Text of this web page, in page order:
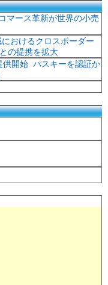
マース革新が世界の小売
おけるクロスボーダー
の提携を拡大
供開始 パスキーを認証か